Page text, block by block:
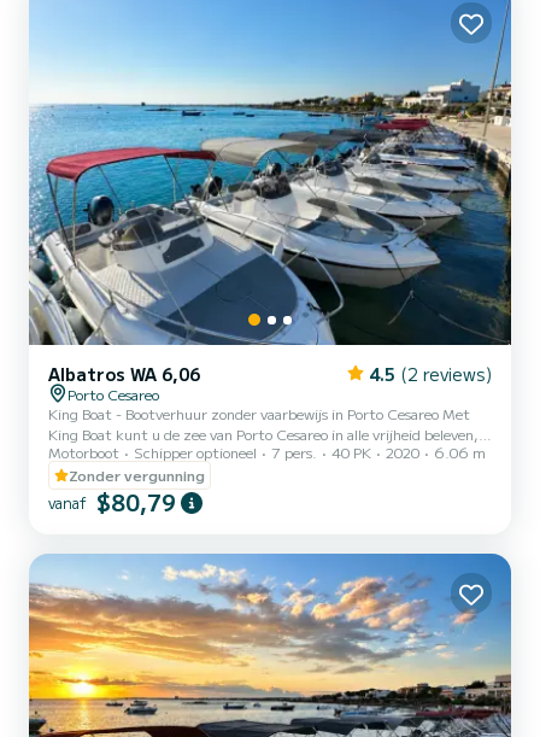
Albatros WA 6,06 4.5 (2 reviews)
Porto Cesareo
King Boat - Bootverhuur zonder vaarbewijs in Porto Cesareo Met
King Boat kunt u de zee van Porto Cesareo in alle vrijheid beleven,
zelfs zonder vaarbewijs. Onze vloot bestaat uit moderne,
comfortabele en veilige boten, perfect voor gezinnen, koppels en
vriendengroepen. - Vertrek vanuit de centrale haven van Porto
Cesareo - Boten met een 40 pk-motor, eenvoudig te besturen - Tot
- Inclusief voorzieningen: zonnetent, douche, kusse...
Motorboot Schipper optioneel 7 pers. 40 PK 2020
6.06 m
Zonder vergunning
vanaf $80,79